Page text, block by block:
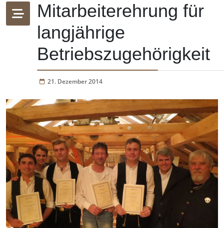
Mitarbeiterehrung für
langjährige
Betriebszugehörigkeit
21. Dezember 2014